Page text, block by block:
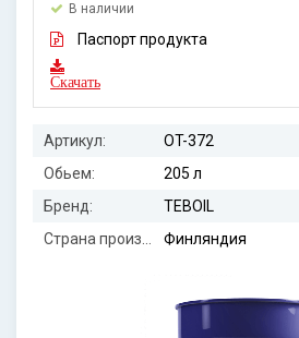
В наличии
Паспорт продукта
Скачать
Артикул:
OT-372
Обьем:
205 л
Бренд:
TEBOIL
Финляндия